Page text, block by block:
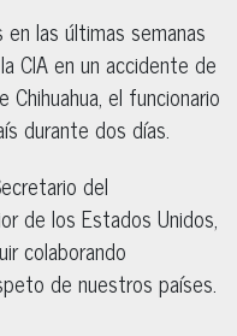
las últimas semanas
CIA en un accidente de
el funcionario
durante dos días.
del
de los Estados Unidos,
colaborando
de nuestros países.